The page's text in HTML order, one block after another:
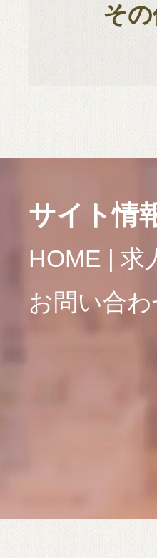
そ
サイト情
HOME 求
お問い合わ